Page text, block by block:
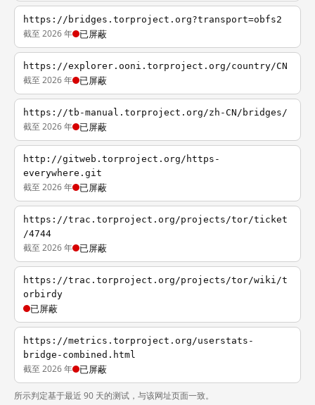
https://bridges.torproject.org?transport=obfs2
截至 2026 年 已屏蔽
https://explorer.ooni.torproject.org/country/CN
截至 2026 年 已屏蔽
https://tb-manual.torproject.org/zh-CN/bridges/
截至 2026 年 已屏蔽
http://gitweb.torproject.org/https-
everywhere.git
截至 2026 年 已屏蔽
https://trac.torproject.org/projects/tor/ticket
/4744
截至 2026 年 已屏蔽
https://trac.torproject.org/projects/tor/wiki/t
orbirdy
已屏蔽
https://metrics.torproject.org/userstats-
bridge-combined.html
截至 2026 年 已屏蔽
所示判定基于最近 90 天的测试，与该网址页面一致。